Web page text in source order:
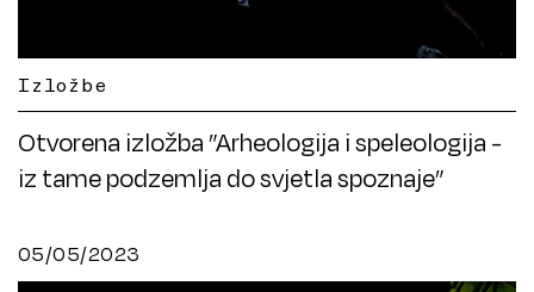
Izložbe
Otvorena izložba ”Arheologija i speleologija -
iz tame podzemlja do svjetla spoznaje”
05/05/2023